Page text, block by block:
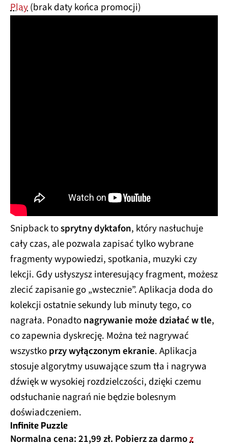
Play(brak daty końca promocji)
Snipback tosprytny dyktafon, który nasłuchuje
cały czas, ale pozwala zapisać tylko wybrane
fragmenty wypowiedzi, spotkania, muzyki czy
lekcji. Gdy usłyszysz interesujący fragment, możesz
zlecić zapisanie go „wstecznie”. Aplikacja doda do
kolekcji ostatnie sekundy lub minuty tego, co
nagrała. Ponadtonagrywanie może działać w tle,
co zapewnia dyskrecję. Można też nagrywać
wszystkoprzy wyłączonym ekranie. Aplikacja
stosuje algorytmy usuwające szum tła i nagrywa
dźwięk w wysokiej rozdzielczości, dzięki czemu
odsłuchanie nagrań nie będzie bolesnym
doświadczeniem.
Infinite Puzzle
Normalna cena: 21,99 zł. Pobierz za darmoz